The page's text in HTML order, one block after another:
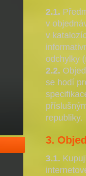
2.1.
v
v
odchylky
2.2.
se hodí
republiky.
3.
3.1.